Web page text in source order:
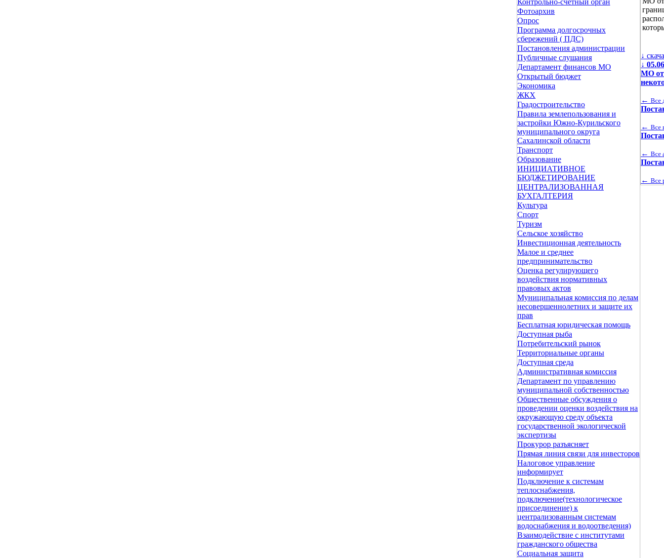
Контрольно-счётный орган
Фотоархив
Опрос
Программа долгосрочных
сбережений ( ПДС)
Постановления администрации
Публичные слушания
Департамент финансов МО
Открытый бюджет
Экономика
ЖКХ
Градостроительство
Правила землепользования и
застройки Южно-Курильского
муниципального округа
Сахалинской области
Транспорт
Образование
ИНИЦИАТИВНОЕ
БЮДЖЕТИРОВАНИЕ
ЦЕНТРАЛИЗОВАННАЯ
БУХГАЛТЕРИЯ
Культура
Спорт
Туризм
Сельское хозяйство
Инвестиционная деятельность
Малое и среднее
предпринимательство
Оценка регулирующего
воздействия нормативных
правовых актов
Муниципальная комиссия по делам
несовершеннолетних и защите их
прав
Бесплатная юридическая помощь
Доступная рыба
Потребительский рынок
Территориальные органы
Доступная среда
Административная комиссия
Департамент по управлению
муниципальной собственностью
Общественные обсуждения о
проведении оценки воздействия на
окружающую среду объекта
государственной экологической
экспертизы
Прокурор разъясняет
Прямая линия связи для инвесторов
Налоговое управление
информирует
Подключение к системам
теплоснабжения,
подключение(технологическое
присоединение) к
централизованным системам
водоснабжения и водоотведения)
Взаимодействие с институтами
гражданского общества
Социальная защита
↓
↓
МО от
← Все
← Все
← Все
← Все